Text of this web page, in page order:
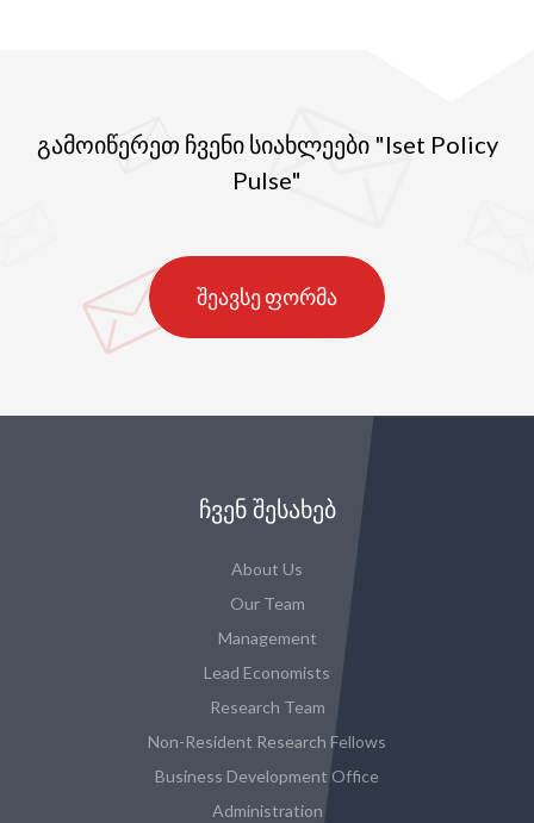
გამოიწერეთ ჩვენი სიახლეები "Iset Policy
Pulse"
შეავსე ფორმა
ᲩᲕᲔᲜ ᲨᲔᲡᲐᲮᲔᲑ
About Us
Our Team
Management
Lead Economists
Research Team
Non-Resident Research Fellows
Business Development Office
Administration